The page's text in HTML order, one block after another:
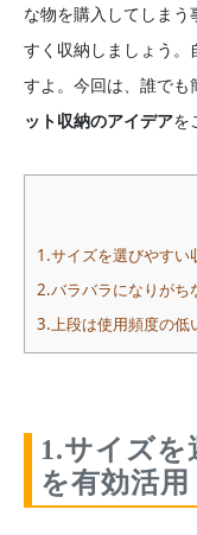
な物を購入してしま
すく収納しましょう。
すよ。今回は、誰でも
ット収納のアイデアを
1.サイズを選びやすい
2.バラバラになりがち
3.上段は使用頻度の低
1.サイズを
を有効活用